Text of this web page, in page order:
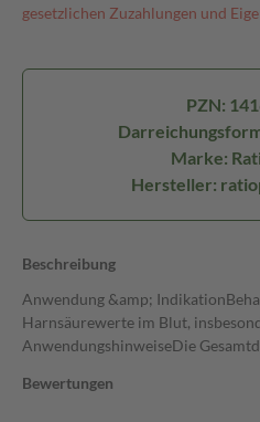
gesetzlichen Zuzahlungen und
PZN:
Marke:
Hersteller:
Beschreibung
Anwendung &amp;
Harnsäurewerte im Blut,
AnwendungshinweiseDie
Bewertungen